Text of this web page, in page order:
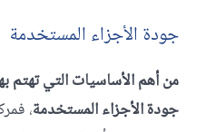
جودة الأجزاء المستخدمة
من أهم الأساسيات التي تهتم
جودة الأجزاء المستخدمة،